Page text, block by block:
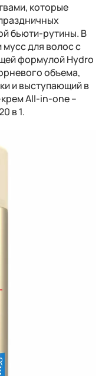
которые
бьюти-рутины. В
для волос с
формулой Hydro
объема,
и выступающий в
All-in-one –
в 1.